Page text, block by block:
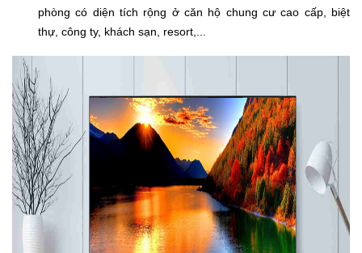
phòng có diện tích rộng ở căn hộ chung cư cao cấp, biệt
thự, công ty, khách sạn, resort,...